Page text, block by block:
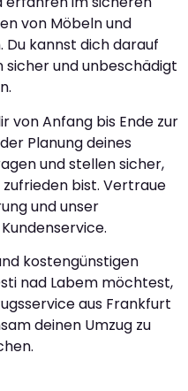
von Möbeln und
kannst dich darauf
sicher und unbeschädigt
von Anfang bis Ende zur
Planung deines
und stellen sicher,
bist. Vertraue
und unser
kostengünstigen
nad Labem möchtest,
aus Frankfurt
deinen Umzug zu